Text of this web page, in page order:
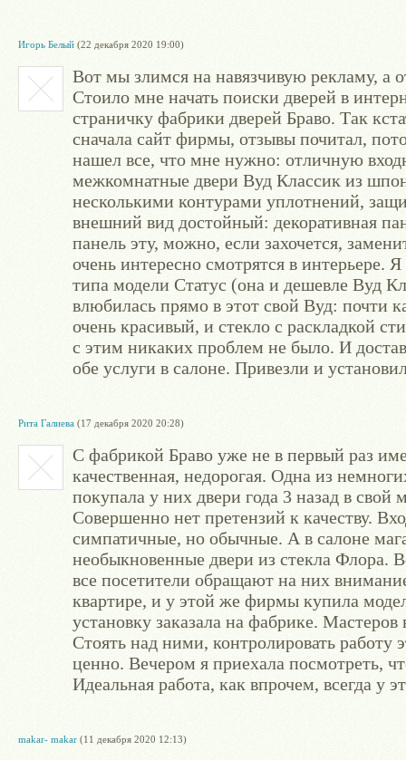
Игорь Белый (22 декабря 2020 19:00)
Вот мы злимся на навязчивую рекламу, а
Стоило мне начать поиски дверей в
страничку фабрики дверей Браво. Так
сначала сайт фирмы, отзывы почитал,
нашел все, что мне нужно: отличную
межкомнатные двери Вуд Классик из
несколькими контурами уплотнений,
внешний вид достойный: декоративная
панель эту, можно, если захочется,
очень интересно смотрятся в интерьере.
типа модели Статус (она и дешевле Вуд
влюбилась прямо в этот свой Вуд: почти
очень красивый, и стекло с раскладкой
с этим никаких проблем не было. И
обе услуги в салоне. Привезли и
Рита Галиева (17 декабря 2020 20:28)
С фабрикой Браво уже не в первый раз
качественная, недорогая. Одна из
покупала у них двери года 3 назад в свой
Совершенно нет претензий к качеству.
симпатичные, но обычные. А в салоне
необыкновенные двери из стекла Флора.
все посетители обращают на них
квартире, и у этой же фирмы купила
установку заказала на фабрике. Мастеров
Стоять над ними, контролировать
ценно. Вечером я приехала посмотреть,
Идеальная работа, как впрочем, всегда у
makar- makar (11 декабря 2020 12:13)